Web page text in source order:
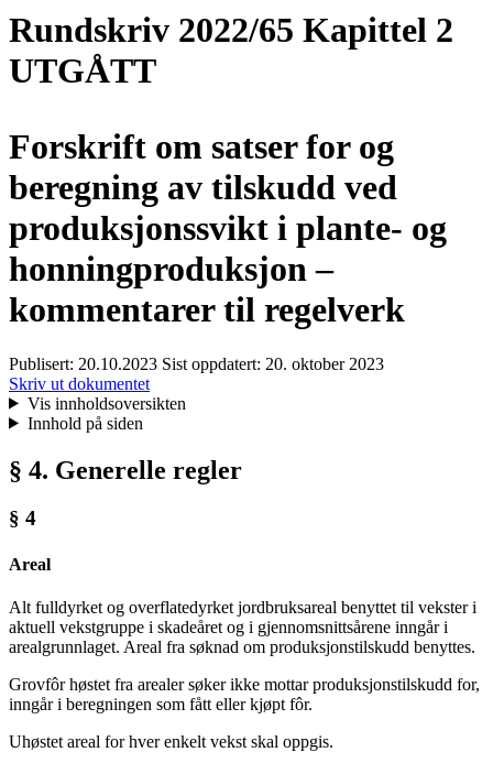
Rundskriv 2022/65 Kapittel 2
UTGÅTT
Forskrift om satser for og
beregning av tilskudd ved
produksjonssvikt i plante- og
honningproduksjon –
kommentarer til regelverk
Publisert: 20.10.2023 Sist oppdatert: 20. oktober 2023
Skriv ut dokumentet
Vis innholdsoversikten
Innhold på siden
§ 4. Generelle regler
§ 4
Areal
Alt fulldyrket og overflatedyrket jordbruksareal benyttet til vekster i
aktuell vekstgruppe i skadeåret og i gjennomsnittsårene inngår i
arealgrunnlaget. Areal fra søknad om produksjonstilskudd benyttes.
Grovfôr høstet fra arealer søker ikke mottar produksjonstilskudd for,
inngår i beregningen som fått eller kjøpt fôr.
Uhøstet areal for hver enkelt vekst skal oppgis.